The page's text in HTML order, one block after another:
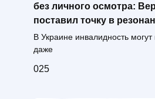
без личного осмотра:
поставил точку в
В Украине инвалидность
даже
025